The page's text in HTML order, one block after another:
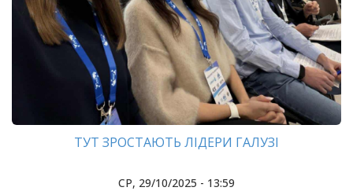
ТУТ ЗРОСТАЮТЬ ЛІДЕРИ ГАЛУЗІ
СР, 29/10/2025 - 13:59